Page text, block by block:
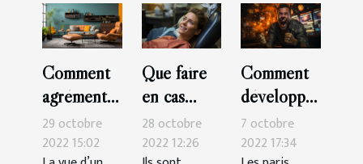
Comment
agrémenter
sa
décoration
29 octobre
2022 15:02
Que faire
en cas
d’urgence
dentaire ?
28 octobre
2022 12:26
Comment
développer
sa
technique
7 octobre
2022 17:34